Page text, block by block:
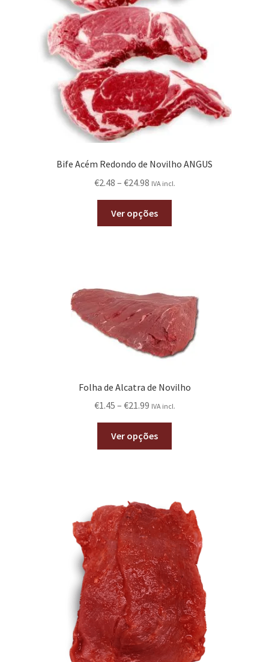
Bife Acém Redondo de Novilho ANGUS
€2.48 – €24.98 IVA incl.
Ver opções
Folha de Alcatra de Novilho
€1.45 – €21.99 IVA incl.
Ver opções